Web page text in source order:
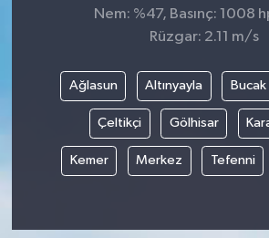
Nem: %47, Basınç: 1008
Rüzgar: 2.11 m/s
Ağlasun Altınyayla Bucak
Çeltikçi Gölhisar
Kemer Merkez Tefenni